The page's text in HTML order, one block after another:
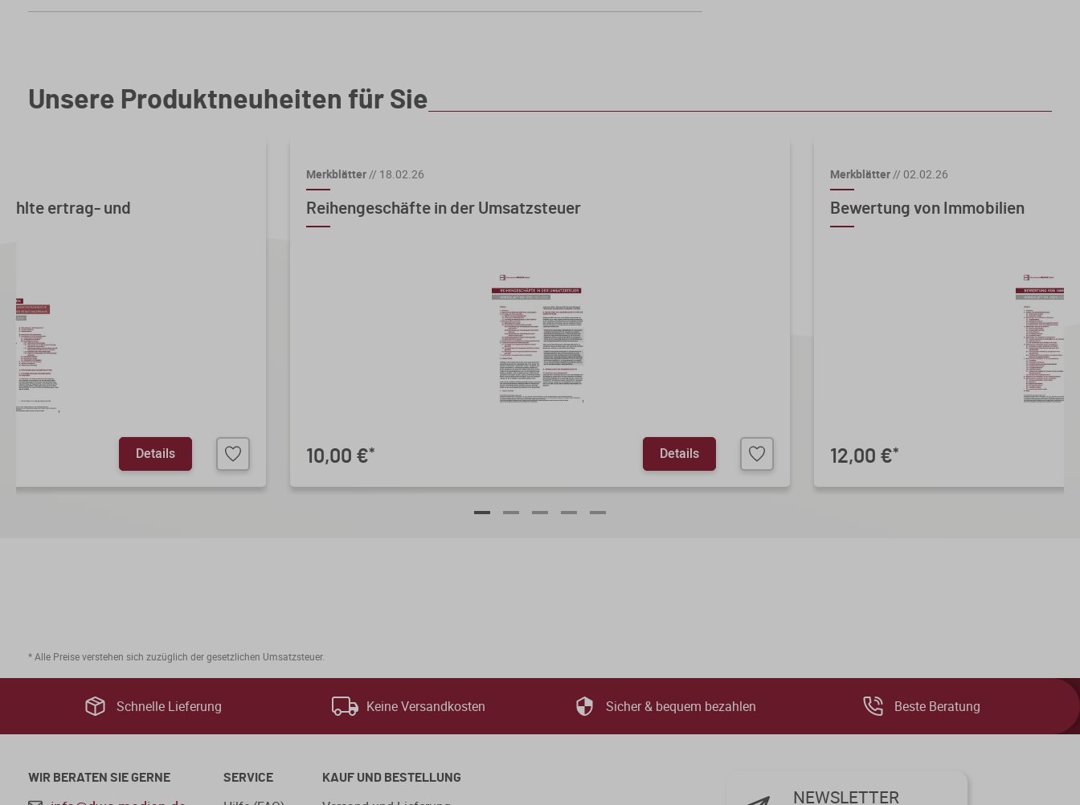
Unsere Produktneuheiten für Sie
ertrag- und
Details
Merkblätter// 18.02.26
Reihengeschäfte in der Umsatzsteuer
10,00 €* Details
Merkblätter// 02.02.26
Bewertung von Immobilien
12,00 €*
* Alle Preise verstehen sich zuzüglich der gesetzlichen Umsatzsteuer.
Schnelle Lieferung Keine Versandkosten Sicher & bequem bezahlen Beste Beratung
WIR BERATEN SIE GERNE SERVICE KAUF UND BESTELLUNG
NEWSLETTER